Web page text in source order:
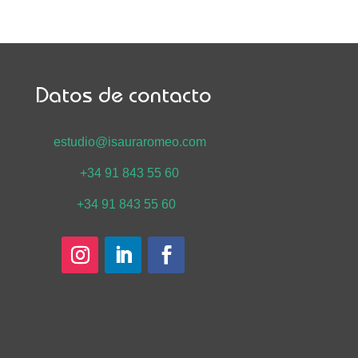
Datos de contacto
estudio@isauraromeo.com
+34 91 843 55 60
+34 91 843 55 60